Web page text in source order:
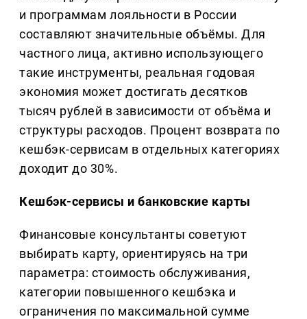
и программам лояльности в России
составляют значительные объёмы. Для
частного лица, активно использующего
такие инструменты, реальная годовая
экономия может достигать десятков
тысяч рублей в зависимости от объёма и
структуры расходов. Процент возврата по
кешбэк-сервисам в отдельных категориях
доходит до 30%.
Кешбэк-сервисы и банковские карты
Финансовые консультанты советуют
выбирать карту, ориентируясь на три
параметра: стоимость обслуживания,
категории повышенного кешбэка и
ограничения по максимальной сумме